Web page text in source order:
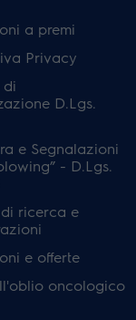
a premi
Privacy
di
D.Lgs.
e Segnalazioni
- D.Lgs.
ricerca e
e offerte
oncologico